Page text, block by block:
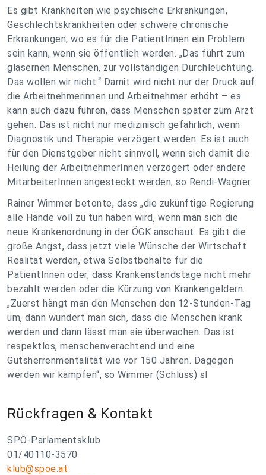
Es gibt Krankheiten wie psychische Erkrankungen,
Geschlechtskrankheiten oder schwere chronische
Erkrankungen, wo es für die PatientInnen ein Problem
sein kann, wenn sie öffentlich werden. „Das führt zum
gläsernen Menschen, zur vollständigen Durchleuchtung.
Das wollen wir nicht.“ Damit wird nicht nur der Druck auf
die Arbeitnehmerinnen und Arbeitnehmer erhöht – es
kann auch dazu führen, dass Menschen später zum Arzt
gehen. Das ist nicht nur medizinisch gefährlich, wenn
Diagnostik und Therapie verzögert werden. Es ist auch
für den Dienstgeber nicht sinnvoll, wenn sich damit die
Heilung der ArbeitnehmerInnen verzögert oder andere
MitarbeiterInnen angesteckt werden, so Rendi-Wagner.
Rainer Wimmer betonte, dass „die zukünftige Regierung
alle Hände voll zu tun haben wird, wenn man sich die
neue Krankenordnung in der ÖGK anschaut. Es gibt die
große Angst, dass jetzt viele Wünsche der Wirtschaft
Realität werden, etwa Selbstbehalte für die
PatientInnen oder, dass Krankenstandstage nicht mehr
bezahlt werden oder die Kürzung von Krankengeldern.
„Zuerst hängt man den Menschen den 12-Stunden-Tag
um, dann wundert man sich, dass die Menschen krank
werden und dann lässt man sie überwachen. Das ist
respektlos, menschenverachtend und eine
Gutsherrenmentalität wie vor 150 Jahren. Dagegen
werden wir kämpfen“, so Wimmer (Schluss) sl
Rückfragen & Kontakt
SPÖ-Parlamentsklub
01/40110-3570
klub@spoe.at